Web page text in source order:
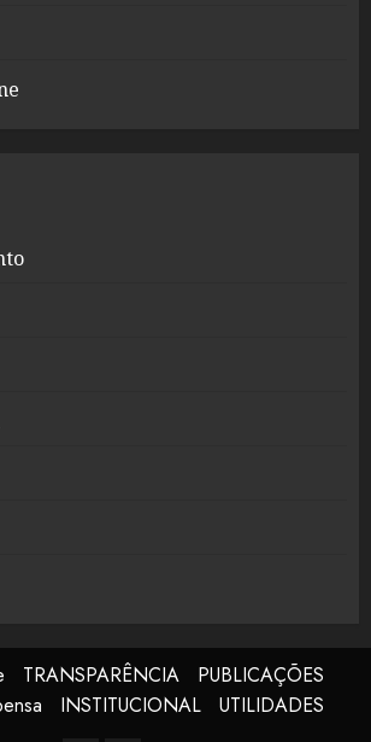
TRANSPARÊNCIA
PUBLICAÇÕES
INSTITUCIONAL UTILIDADES